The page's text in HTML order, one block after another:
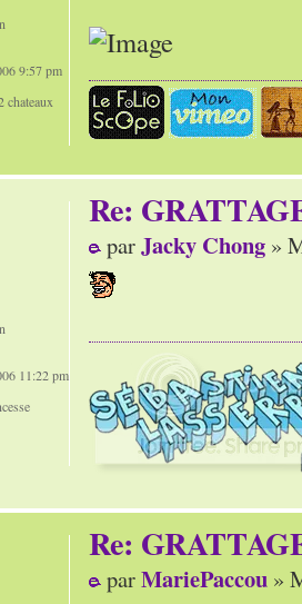
9:57 pm
chateaux
Re:
parJacky Chong »
11:22 pm
Re:
parMariePaccou »